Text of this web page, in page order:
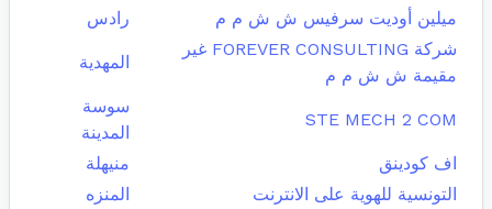
ميلين أوديت سرفيس ش ش م م
رادس
شركة FOREVER CONSULTING غير
مقيمة ش ش م م
المهدية
STE MECH 2 COM
سوسة
المدينة
اف كودينق
منيهلة
التونسية للهوية على الانترنت
المنزه